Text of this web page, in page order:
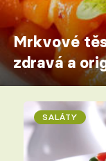
Mrkvové
zdravá a
SALÁTY